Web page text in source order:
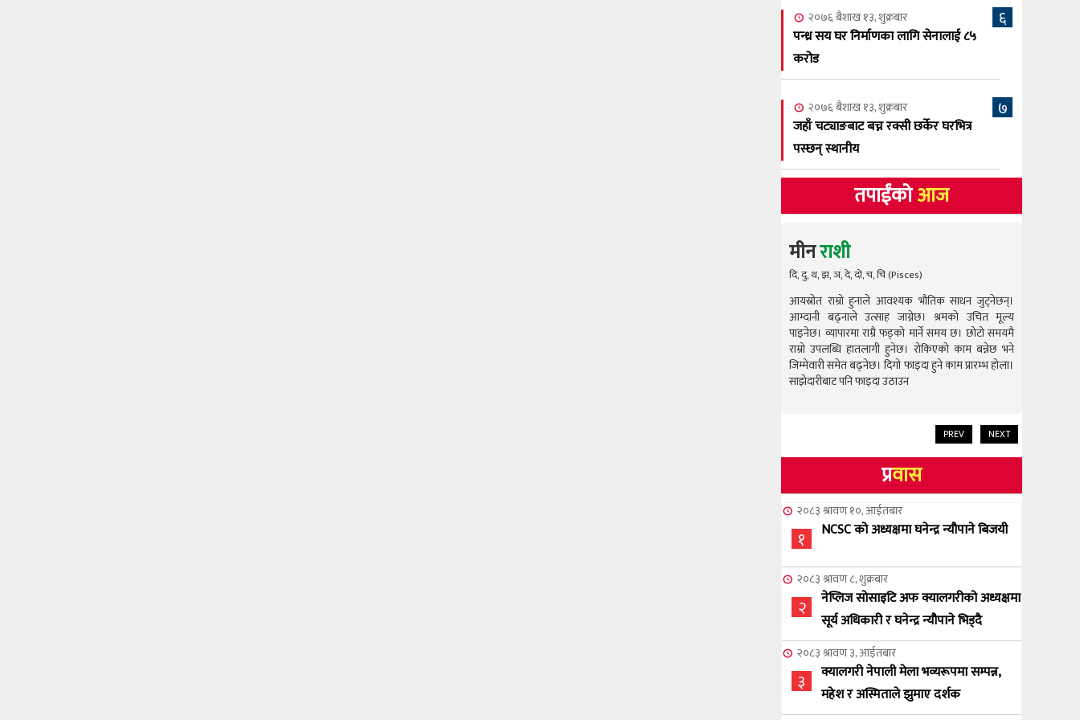
२०७६ बैशाख १३, शुक्रबार
पन्ध्र सय घर निर्माणका लागि सेनालाई ८५
करोड
६
२०७६ बैशाख १३, शुक्रबार
जहाँ चट्याङबाट बच्न रक्सी छर्केर घरभित्र
पस्छन् स्थानीय
७
तपाईंकोआज
मीनराशी
दि, दु, थ, झ, ञ, दे, दो, च, चि (Pisces)
आयस्रोत राम्रो हुनाले आवश्यक भौतिक साधन जुट्नेछन्।
आम्दानी बढ्नाले उत्साह जाग्नेछ। श्रमको उचित मूल्य
पाइनेछ। व्यापारमा राम्रै फड्को मार्ने समय छ। छोटो समयमै
राम्रो उपलब्धि हातलागी हुनेछ। रोकिएको काम बन्नेछ भने
जिम्मेवारी समेत बढ्नेछ। दिगो फाइदा हुने काम प्रारम्भ होला।
साझेदारीबाट पनि फाइदा उठाउन
PREV NEXT
प्रवास
२०८३ श्रावण १०, आईतबार
१ NCSC को अध्यक्षमा घनेन्द्र न्यौपाने बिजयी
२०८३ श्रावण ८, शुक्रबार
२
नेप्लिज सोसाइटि अफ क्यालगरीको अध्यक्षमा
सूर्य अधिकारी र घनेन्द्र न्यौपाने भिड्दै
२०८३ श्रावण ३, आईतबार
३
क्यालगरी नेपाली मेला भव्यरूपमा सम्पन्न,
महेश र अस्मिताले झुमाए दर्शक